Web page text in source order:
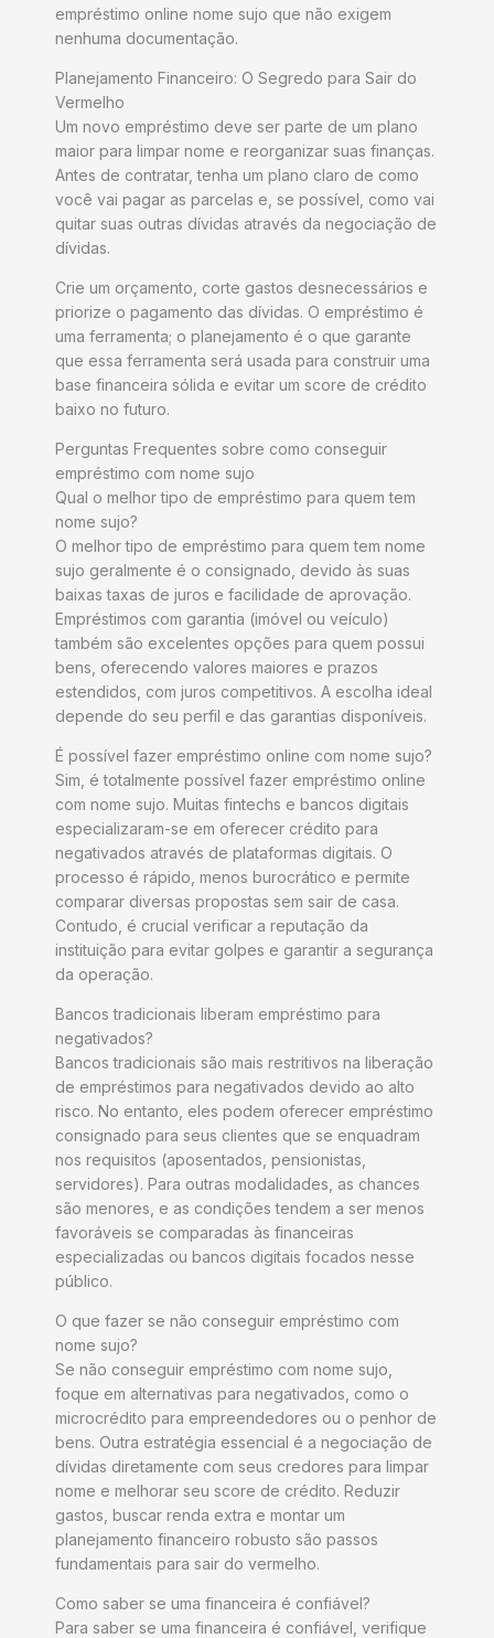
empréstimo online nome sujo que não exigem
nenhuma documentação.
Planejamento Financeiro: O Segredo para Sair do
Vermelho
Um novo empréstimo deve ser parte de um plano
maior para limpar nome e reorganizar suas finanças.
Antes de contratar, tenha um plano claro de como
você vai pagar as parcelas e, se possível, como vai
quitar suas outras dívidas através da negociação de
dívidas.
Crie um orçamento, corte gastos desnecessários e
priorize o pagamento das dívidas. O empréstimo é
uma ferramenta; o planejamento é o que garante
que essa ferramenta será usada para construir uma
base financeira sólida e evitar um score de crédito
baixo no futuro.
Perguntas Frequentes sobre como conseguir
empréstimo com nome sujo
Qual o melhor tipo de empréstimo para quem tem
nome sujo?
O melhor tipo de empréstimo para quem tem nome
sujo geralmente é o consignado, devido às suas
baixas taxas de juros e facilidade de aprovação.
Empréstimos com garantia (imóvel ou veículo)
também são excelentes opções para quem possui
bens, oferecendo valores maiores e prazos
estendidos, com juros competitivos. A escolha ideal
depende do seu perfil e das garantias disponíveis.
É possível fazer empréstimo online com nome sujo?
Sim, é totalmente possível fazer empréstimo online
com nome sujo. Muitas fintechs e bancos digitais
especializaram-se em oferecer crédito para
negativados através de plataformas digitais. O
processo é rápido, menos burocrático e permite
comparar diversas propostas sem sair de casa.
Contudo, é crucial verificar a reputação da
instituição para evitar golpes e garantir a segurança
da operação.
Bancos tradicionais liberam empréstimo para
negativados?
Bancos tradicionais são mais restritivos na liberação
de empréstimos para negativados devido ao alto
risco. No entanto, eles podem oferecer empréstimo
consignado para seus clientes que se enquadram
nos requisitos (aposentados, pensionistas,
servidores). Para outras modalidades, as chances
são menores, e as condições tendem a ser menos
favoráveis se comparadas às financeiras
especializadas ou bancos digitais focados nesse
público.
O que fazer se não conseguir empréstimo com
nome sujo?
Se não conseguir empréstimo com nome sujo,
foque em alternativas para negativados, como o
microcrédito para empreendedores ou o penhor de
bens. Outra estratégia essencial é a negociação de
dívidas diretamente com seus credores para limpar
nome e melhorar seu score de crédito. Reduzir
gastos, buscar renda extra e montar um
planejamento financeiro robusto são passos
fundamentais para sair do vermelho.
Como saber se uma financeira é confiável?
Para saber se uma financeira é confiável, verifique